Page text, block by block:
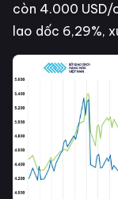
còn 4.000 USD/
lao dốc 6,29%,